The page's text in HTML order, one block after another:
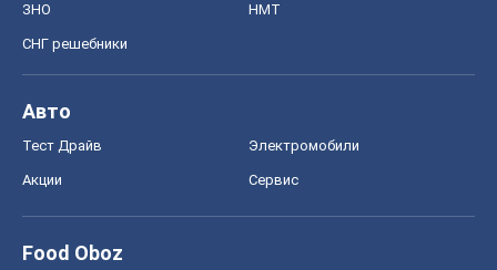
ЗНО НМТ
СНГ решебники
Авто
Тест Драйв Электромобили
Акции Сервис
Food Oboz